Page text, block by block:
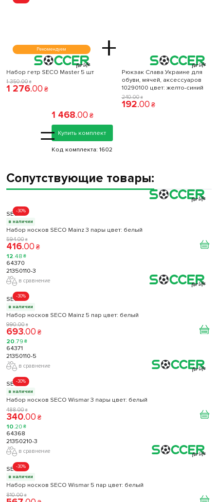
Рекомендуем +
Набор гетр SECO Master 5 шт
1 350.00 ₴
1 276.00 ₴
Рюкзак Слава Украине для
обуви, мячей, аксессуаров
10290100 цвет: желто-синий
240.00 ₴
192.00 ₴
=
1 468.00 ₴
Купить комплект
Код комплекта: 1602
Сопутствующие товары:
-30%
SECO
в наличии
Набор носков SECO Mainz 3 пары цвет: белый
594.00 ₴
416.00 ₴
12.48 ₴
64370
21350110-3
в сравнение
-30%
SECO
в наличии
Набор носков SECO Mainz 5 пар цвет: белый
990.00 ₴
693.00 ₴
20.79 ₴
64371
21350110-5
в сравнение
-30%
SECO
в наличии
Набор носков SECO Wismar 3 пары цвет: белый
488.00 ₴
340.00 ₴
10.20 ₴
64368
21350210-3
в сравнение
-30%
SECO
в наличии
Набор носков SECO Wismar 5 пар цвет: белый
810.00 ₴